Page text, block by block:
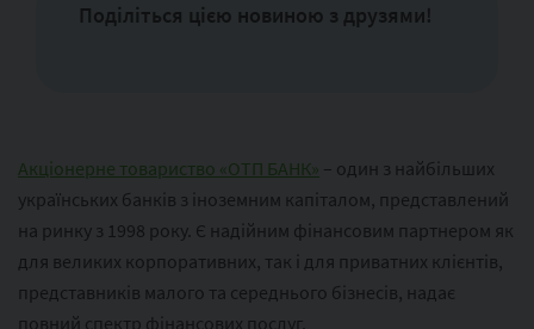
Поділіться цією новиною з друзями!
Акціонерне товариство «ОТП БАНК» – один з найбільших
українських банків з іноземним капіталом, представлений
на ринку з 1998 року. Є надійним фінансовим партнером як
для великих корпоративних, так і для приватних клієнтів,
представників малого та середнього бізнесів, надає
повний спектр фінансових послуг.